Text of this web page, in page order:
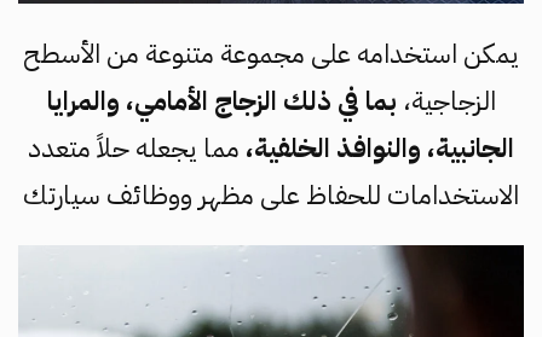
يمكن استخدامه على مجموعة متنوعة من الأسطح
الزجاجية، بما في ذلك الزجاج الأمامي، والمرايا
الجانبية، والنوافذ الخلفية، مما يجعله حلاً متعدد
الاستخدامات للحفاظ على مظهر ووظائف سيارتك